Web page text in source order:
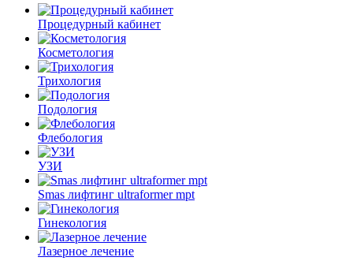
Процедурный кабинет
Косметология
Трихология
Подология
Флебология
УЗИ
Smas лифтинг ultraformer mpt
Гинекология
Лазерное лечение